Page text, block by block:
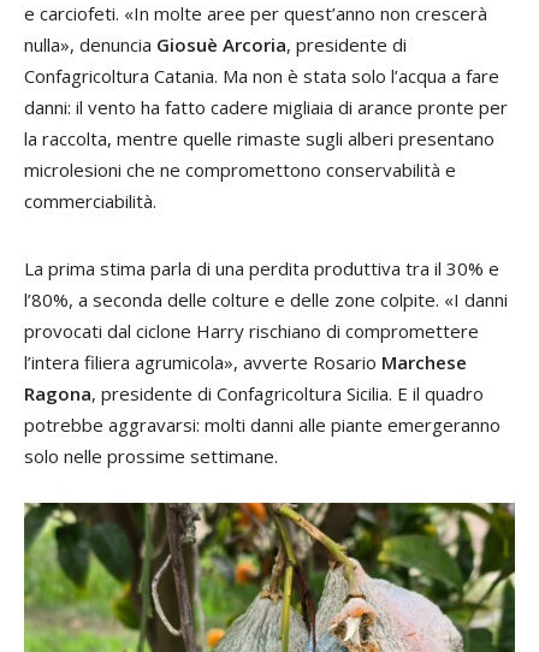
e carciofeti. «In molte aree per quest’anno non crescerà
nulla», denuncia Giosuè Arcoria, presidente di
Confagricoltura Catania. Ma non è stata solo l’acqua a fare
danni: il vento ha fatto cadere migliaia di arance pronte per
la raccolta, mentre quelle rimaste sugli alberi presentano
microlesioni che ne compromettono conservabilità e
commerciabilità.
La prima stima parla di una perdita produttiva tra il 30% e
l’80%, a seconda delle colture e delle zone colpite. «I danni
provocati dal ciclone Harry rischiano di compromettere
l’intera filiera agrumicola», avverte Rosario Marchese
Ragona, presidente di Confagricoltura Sicilia. E il quadro
potrebbe aggravarsi: molti danni alle piante emergeranno
solo nelle prossime settimane.